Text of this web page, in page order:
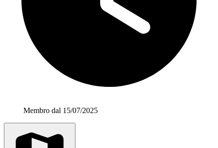
Membro dal 15/07/2025